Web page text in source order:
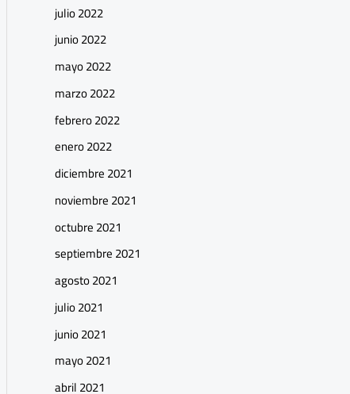
julio 2022
junio 2022
mayo 2022
marzo 2022
febrero 2022
enero 2022
diciembre 2021
noviembre 2021
octubre 2021
septiembre 2021
agosto 2021
julio 2021
junio 2021
mayo 2021
abril 2021